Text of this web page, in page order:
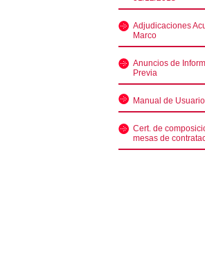
Adjudicaciones
Marco
Anuncios de
Previa
Manual de Usuario
Cert. de
mesas de